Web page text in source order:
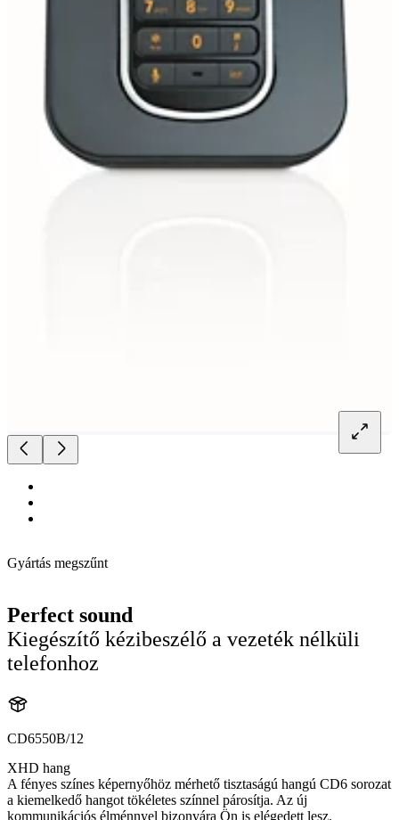
Gyártás megszűnt
Perfect sound
Kiegészítő kézibeszélő a vezeték nélküli
telefonhoz
CD6550B/12
XHD hang
A fényes színes képernyőhöz mérhető tisztaságú hangú CD6 sorozat
a kiemelkedő hangot tökéletes színnel párosítja. Az új
kommunikációs élménnyel bizonyára Ön is elégedett lesz.